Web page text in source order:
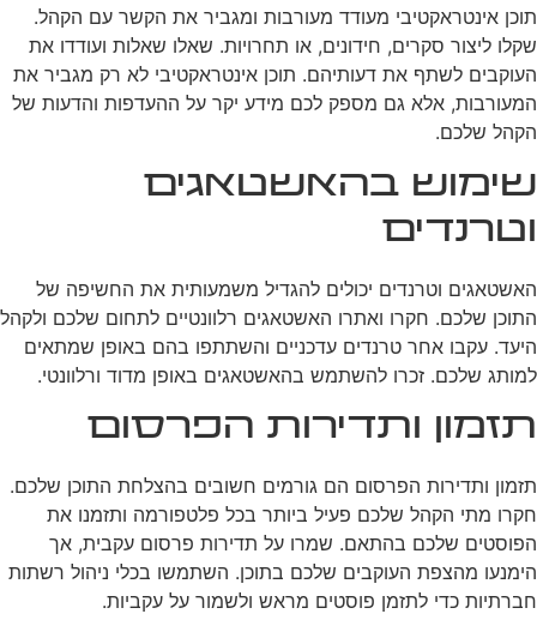
תוכן אינטראקטיבי מעודד מעורבות ומגביר את הקשר עם הקהל.
שקלו ליצור סקרים, חידונים, או תחרויות. שאלו שאלות ועודדו את
העוקבים לשתף את דעותיהם. תוכן אינטראקטיבי לא רק מגביר את
המעורבות, אלא גם מספק לכם מידע יקר על ההעדפות והדעות של
הקהל שלכם.
שימוש בהאשטאגים
וטרנדים
האשטאגים וטרנדים יכולים להגדיל משמעותית את החשיפה של
התוכן שלכם. חקרו ואתרו האשטאגים רלוונטיים לתחום שלכם ולקהל
היעד. עקבו אחר טרנדים עדכניים והשתתפו בהם באופן שמתאים
למותג שלכם. זכרו להשתמש בהאשטאגים באופן מדוד ורלוונטי.
תזמון ותדירות הפרסום
תזמון ותדירות הפרסום הם גורמים חשובים בהצלחת התוכן שלכם.
חקרו מתי הקהל שלכם פעיל ביותר בכל פלטפורמה ותזמנו את
הפוסטים שלכם בהתאם. שמרו על תדירות פרסום עקבית, אך
הימנעו מהצפת העוקבים שלכם בתוכן. השתמשו בכלי ניהול רשתות
חברתיות כדי לתזמן פוסטים מראש ולשמור על עקביות.